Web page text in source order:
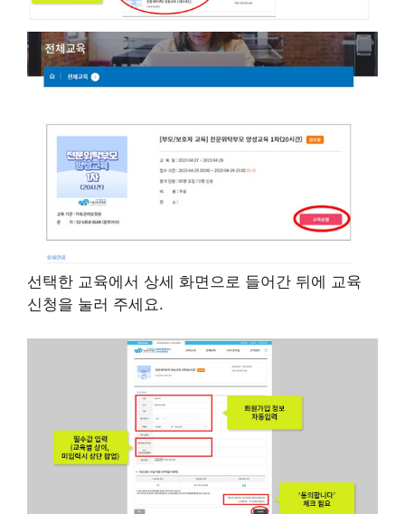
선택한 교육에서 상세 화면으로 들어간 뒤에 교육
신청을 눌러 주세요.